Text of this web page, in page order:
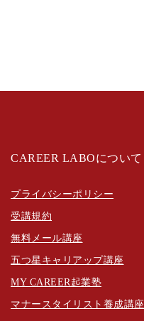
CAREER LABOについて
プライバシーポリシー
受講規約
無料メール講座
五つ星キャリアップ講座
MY CAREER起業塾
マナースタイリスト養成講座